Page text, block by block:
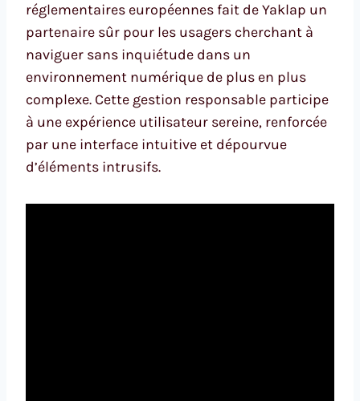
réglementaires européennes fait de Yaklap un
partenaire sûr pour les usagers cherchant à
naviguer sans inquiétude dans un
environnement numérique de plus en plus
complexe. Cette gestion responsable participe
à une expérience utilisateur sereine, renforcée
par une interface intuitive et dépourvue
d’éléments intrusifs.